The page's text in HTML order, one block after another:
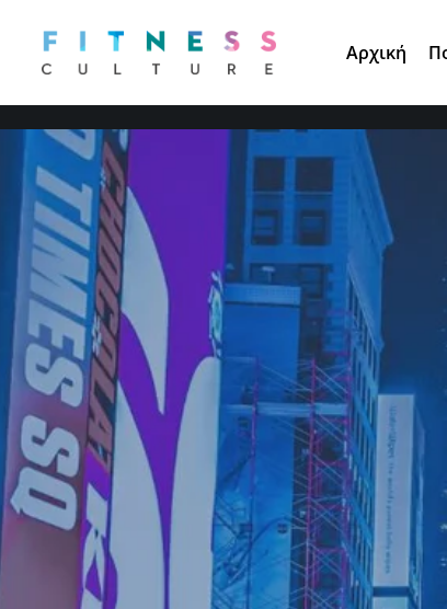
Τηλ. Παραγγελίες: 210 671 3891
Αρχική